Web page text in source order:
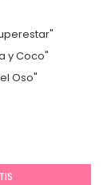
y Coco"
Oso"